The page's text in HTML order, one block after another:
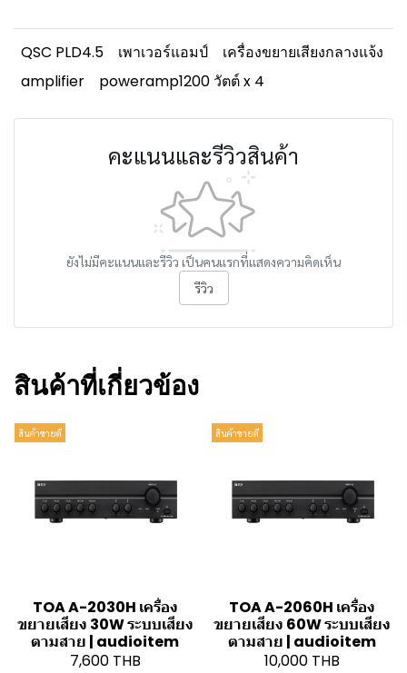
QSC PLD4.5 เพาเวอร์แอมป์
เครื่องขยายเสียงกลางแจ้ง
amplifier
poweramp1200 วัตต์ x 4
คะแนนและรีวิวสินค้า
ยังไม่มีคะแนนและรีวิว เป็นคนแรกที่แสดงความคิดเห็น
รีวิว
สินค้าที่เกี่ยวข้อง
สินค้าขายดี
TOA A-2030H เครื่อง
ขยายเสียง 30W ระบบเสียง
ตามสาย | audioitem
7,600 THB
สินค้าขายดี
TOA A-2060H เครื่อง
ขยายเสียง 60W ระบบเสียง
ตามสาย | audioitem
10,000 THB